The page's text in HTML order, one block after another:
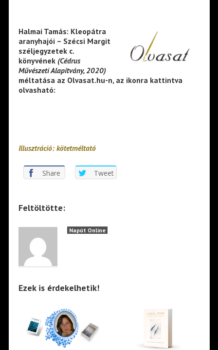
Halmai Tamás: Kleopátra
aranyhajói – Szécsi Margit
széljegyzetek c.
könyvének(Cédrus
Művészeti Alapítvány, 2020)
méltatása az Olvasat.hu-n, az ikonra kattintva
olvasható:
Illusztráció: kötetméltató
Share Tweet
Feltöltötte:
Napút Online
Ezek is érdekelhetik!